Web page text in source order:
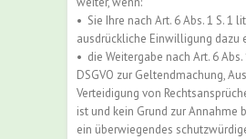
• Sie Ihre nach Art. 6 Abs. 1 S. 1
ausdrückliche Einwilligung dazu
• die Weitergabe nach Art. 6 Abs.
DSGVO zur Geltendmachung,
Verteidigung von
ist und kein Grund zur Annahme
ein überwiegendes